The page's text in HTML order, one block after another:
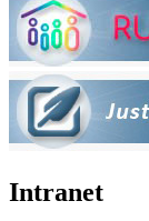
Intranet